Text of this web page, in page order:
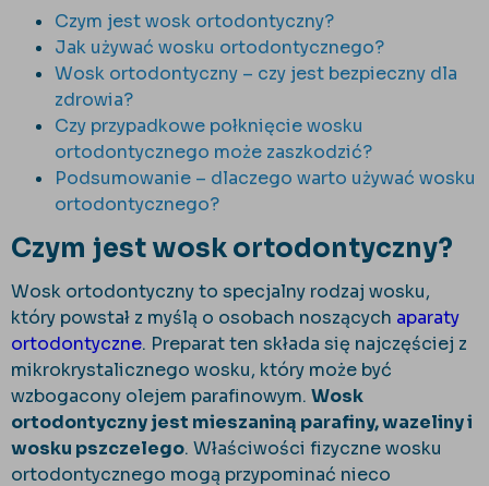
Czym jest wosk ortodontyczny?
Jak używać wosku ortodontycznego?
Wosk ortodontyczny – czy jest bezpieczny dla
zdrowia?
Czy przypadkowe połknięcie wosku
ortodontycznego może zaszkodzić?
Podsumowanie – dlaczego warto używać wosku
ortodontycznego?
Czym jest wosk ortodontyczny?
Wosk ortodontyczny to specjalny rodzaj wosku,
który powstał z myślą o osobach noszących aparaty
ortodontyczne. Preparat ten składa się najczęściej z
mikrokrystalicznego wosku, który może być
wzbogacony olejem parafinowym. Wosk
ortodontyczny jest mieszaniną parafiny, wazeliny i
wosku pszczelego. Właściwości fizyczne wosku
ortodontycznego mogą przypominać nieco